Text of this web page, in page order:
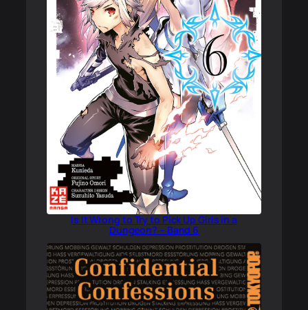
Is It Wrong to Try to Pick Up Girls in a
Dungeon? – Band 6